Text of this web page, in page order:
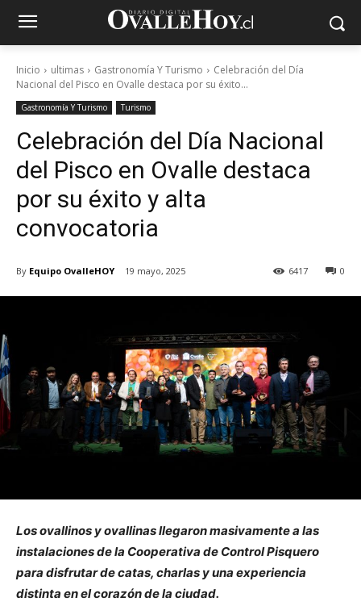
Inicio ultimas Gastronomía Y Turismo
Celebración del Día
Nacional del Pisco en Ovalle destaca por su éxito...
Gastronomía Y Turismo Turismo
Celebración del Día Nacional
del Pisco en Ovalle destaca
por su éxito y alta
convocatoria
By Equipo OvalleHOY 19 mayo, 2025 0
6417
Los ovallinos y ovallinas llegaron masivamente a las
instalaciones de la Cooperativa de Control Pisquero
para disfrutar de catas, charlas y una experiencia
distinta en el corazón de la ciudad.